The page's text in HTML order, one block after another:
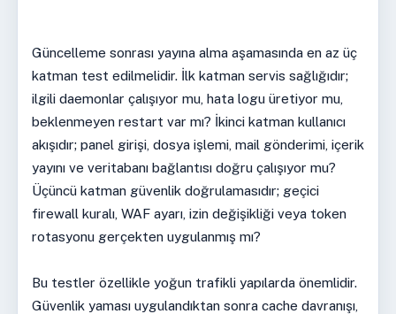
Güncelleme sonrası yayına alma aşamasında en az üç
katman test edilmelidir. İlk katman servis sağlığıdır;
ilgili daemonlar çalışıyor mu, hata logu üretiyor mu,
beklenmeyen restart var mı? İkinci katman kullanıcı
akışıdır; panel girişi, dosya işlemi, mail gönderimi, içerik
yayını ve veritabanı bağlantısı doğru çalışıyor mu?
Üçüncü katman güvenlik doğrulamasıdır; geçici
firewall kuralı, WAF ayarı, izin değişikliği veya token
rotasyonu gerçekten uygulanmış mı?
Bu testler özellikle yoğun trafikli yapılarda önemlidir.
Güvenlik yaması uygulandıktan sonra cache davranışı,